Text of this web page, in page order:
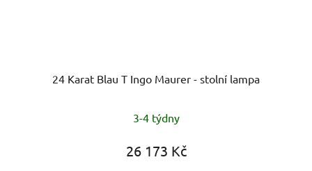
24 Karat Blau T Ingo Maurer - stolní lampa
3-4 týdny
26 173 Kč